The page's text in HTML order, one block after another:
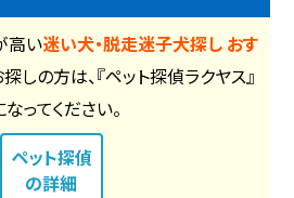
高い迷い犬・脱走迷子犬探し おす
しの方は、『ペット探偵ラクヤス』
ってください。
ペット探偵
の詳細